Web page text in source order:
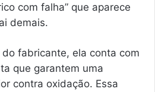
com falha” que aparece
demais.
fabricante, ela conta com
que garantem uma
contra oxidação. Essa